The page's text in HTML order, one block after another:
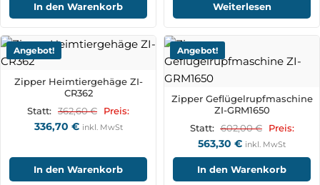
In den Warenkorb Weiterlesen
Angebot!
Zipper Heimtiergehäge ZI-
CR362
Statt: 362,60€ Preis:
336,70 € inkl. MwSt
In den Warenkorb
Angebot!
Zipper Geflügelrupfmaschine
ZI-GRM1650
Statt: 602,00€ Preis:
563,30 € inkl. MwSt
In den Warenkorb